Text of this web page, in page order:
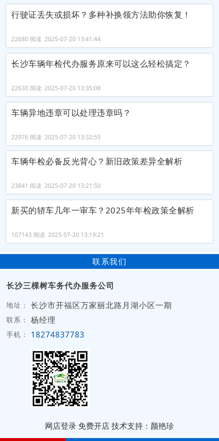
行驶证丢失或损坏？多种补换领方法助你恢复！
22680 阅读 2025-07-20 13:41:44
长沙车辆年检代办服务原来可以这么轻松搞定？
22630 阅读 2025-07-20 13:35:08
车辆异地违章可以处理违章吗？
22976 阅读 2025-07-20 13:32:55
车辆年检必备反光背心？新旧政策差异全解析
23841 阅读 2025-07-20 13:21:50
新买的轿车几年一审车？2025年年检政策全解析
107143 阅读 2025-07-20 13:19:21
联系我们
长沙三棵树车务代办服务公司
地址： 长沙市开福区万家丽北路月湖小区一期
联系： 杨经理
手机： 18274837783
网店登录 免费开店技术支持：颜艳珍